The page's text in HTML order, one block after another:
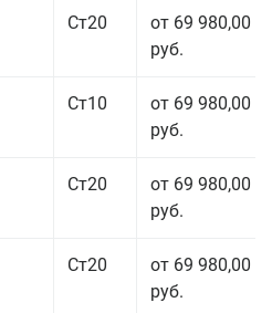
Ст20
от 69 980,00
руб.
Ст10
от 69 980,00
руб.
Ст20
от 69 980,00
руб.
Ст20
от 69 980,00
руб.